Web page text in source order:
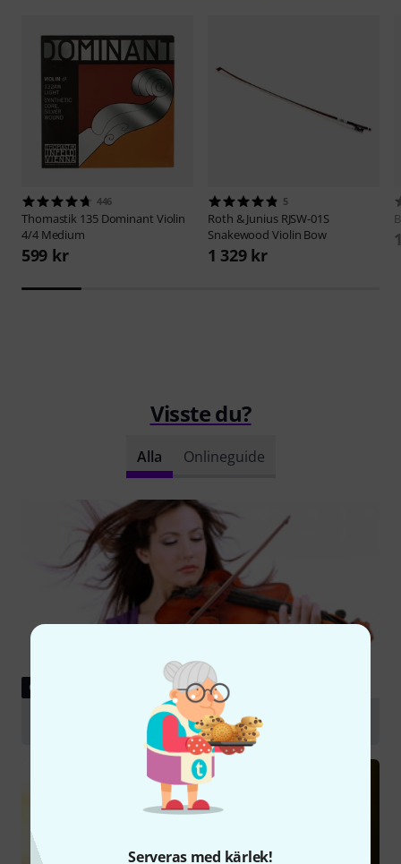
Serveras med kärlek!
446
Thomastik 135 Dominant Violin
4/4 Medium
599 kr
5
Roth & Junius RJSW-01S
Snakewood Violin Bow
1 329 kr
Visste du?
Alla Onlineguide
GUIDE